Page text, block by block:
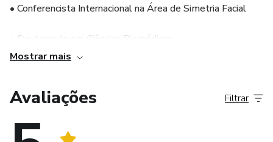
• Conferencista Internacional na Área de Simetria Facial
• Doutoranda em Ciências Biomédicas
• Especialização em Prótese e Periodontia na universidade
Mostrar mais
Avaliações Filtrar